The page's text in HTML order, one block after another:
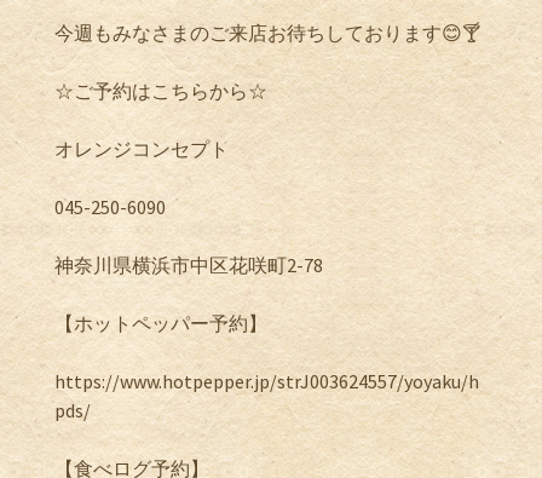
今週もみなさまのご来店お待ちしております😊🍸
☆ご予約はこちらから☆
オレンジコンセプト
045-250-6090
神奈川県横浜市中区花咲町2-78
【ホットペッパー予約】
https://www.hotpepper.jp/strJ003624557/yoyaku/h
pds/
【食べログ予約】